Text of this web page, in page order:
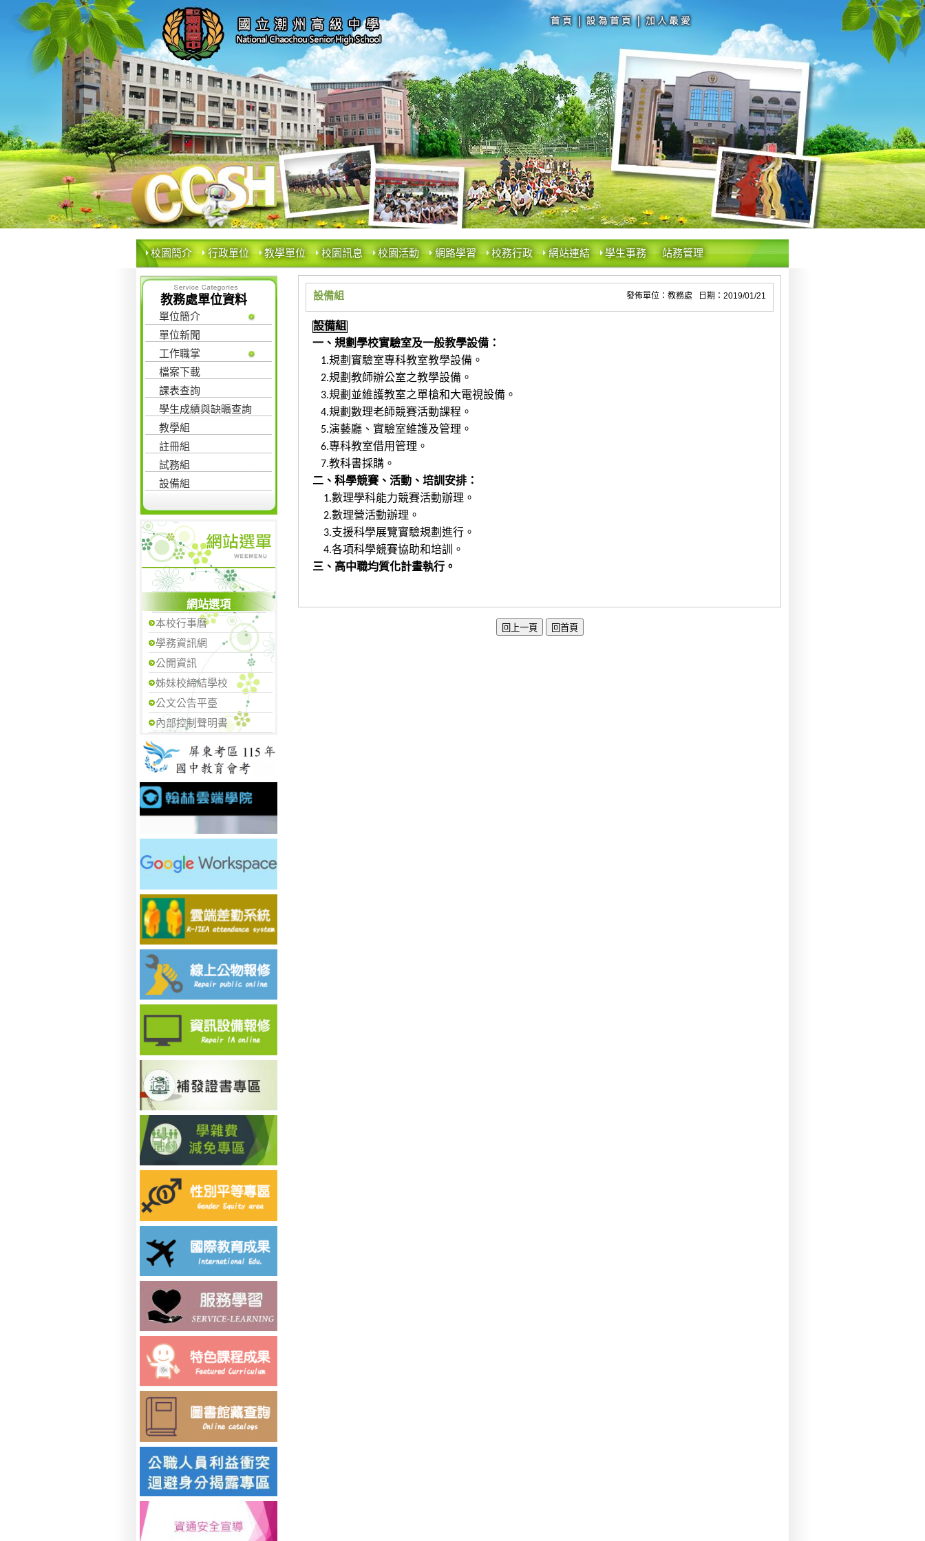
校園簡介 行政單位 教學單位 校園訊息 校園活動 網路學習 校務行政 網站連結 學生事務 站務管理
教務處單位資料
單位簡介
單位新聞
工作職掌
檔案下載
課表查詢
學生成績與缺曠查詢
教學組
註冊組
試務組
設備組
網站選項
本校行事曆
學務資訊網
公開資訊
姊妹校締結學校
公文公告平臺
內部控制聲明書
設備組 發佈單位：教務處 日期：2019/01/21
設備組
一、規劃學校實驗室及一般教學設備：
1.規劃實驗室專科教室教學設備。
2.規劃教師辦公室之教學設備。
3.規劃並維護教室之單槍和大電視設備。
4.規劃數理老師競賽活動課程。
5.演藝廳、實驗室維護及管理。
6.專科教室借用管理。
7.教科書採購。
二、科學競賽、活動、培訓安排：
1.數理學科能力競賽活動辦理。
2.數理營活動辦理。
3.支援科學展覽實驗規劃進行。
4.各項科學競賽協助和培訓。
三、高中職均質化計畫執行。